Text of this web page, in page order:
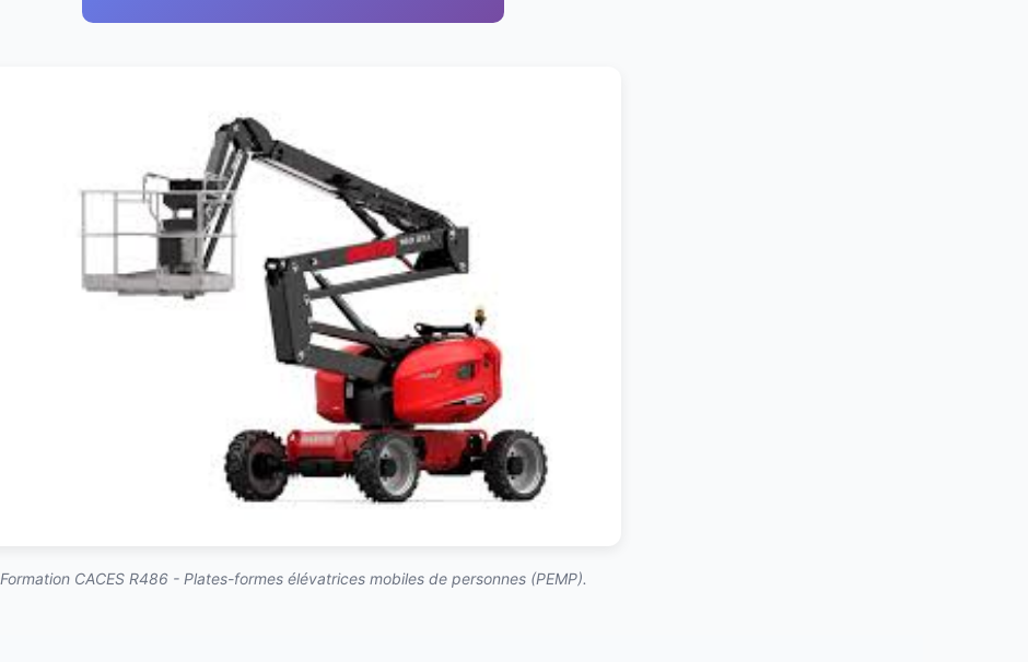
Formation CACES R486 - Plates-formes élévatrices mobiles de personnes (PEMP).